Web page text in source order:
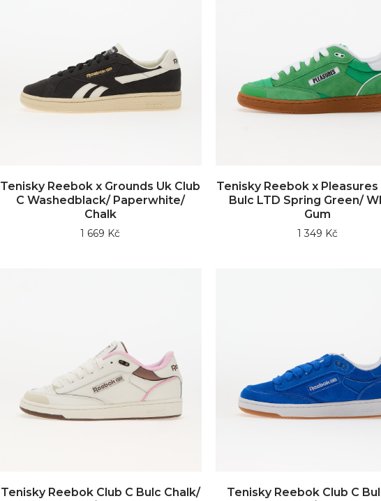
Tenisky Reebok x Grounds Uk Club
C Washedblack/ Paperwhite/
Chalk
1 669 Kč
Tenisky Reebok x Pleasures
Bulc LTD Spring Green/
Gum
1 349 Kč
Tenisky Reebok Club C Bulc Chalk/
Tenisky Reebok Club C